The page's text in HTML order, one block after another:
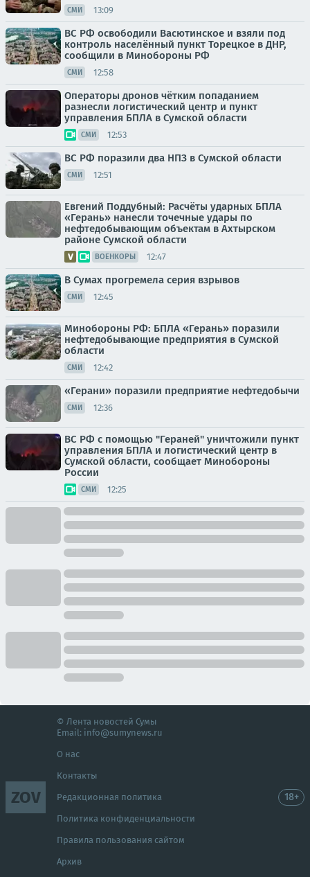
СМИ 13:09
ВС РФ освободили Васютинское и взяли под
контроль населённый пункт Торецкое в ДНР,
сообщили в Минобороны РФ
СМИ 12:58
Операторы дронов чётким попаданием
разнесли логистический центр и пункт
управления БПЛА в Сумской области
СМИ 12:53
ВС РФ поразили два НПЗ в Сумской области
СМИ 12:51
Евгений Поддубный: Расчёты ударных БПЛА
«Герань» нанесли точечные удары по
нефтедобывающим объектам в Ахтырском
районе Сумской области
ВОЕНКОРЫ 12:47
В Сумах прогремела серия взрывов
СМИ 12:45
Минобороны РФ: БПЛА «Герань» поразили
нефтедобывающие предприятия в Сумской
области
СМИ 12:42
«Герани» поразили предприятие нефтедобычи
СМИ 12:36
ВС РФ с помощью "Гераней" уничтожили пункт
управления БПЛА и логистический центр в
Сумской области, сообщает Минобороны
России
СМИ 12:25
ZOV
© Лента новостей Сумы
Email: info@sumynews.ru
О нас
Контакты
Редакционная политика
Политика конфиденциальности
Правила пользования сайтом
Архив
18+